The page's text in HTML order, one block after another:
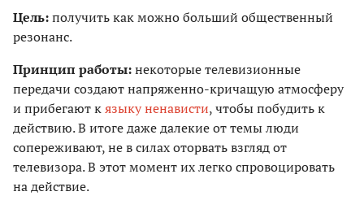
Цель:получить как можно больший общественный
резонанс.
Принцип работы:некоторые телевизионные
передачи создают напряженно-кричащую атмосферу
и прибегают кязыку ненависти, чтобы побудить к
действию. В итоге даже далекие от темы люди
сопереживают, не в силах оторвать взгляд от
телевизора. В этот момент их легко спровоцировать
на действие.